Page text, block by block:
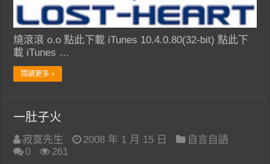
燒滾滾 o.o 點此下載 iTunes 10.4.0.80(32-bit) 點此下
載 iTunes …
閱讀更多 »
一肚子火
寂寞先生 2008 年 1 月 15 日
自言自語
0
261